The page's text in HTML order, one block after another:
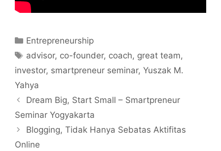
Categories
Entrepreneurship
Tags
advisor, co-founder, coach, great team,
investor, smartpreneur seminar, Yuszak M.
Yahya
Dream Big, Start Small – Smartpreneur
Seminar Yogyakarta
Blogging, Tidak Hanya Sebatas Aktifitas
Online